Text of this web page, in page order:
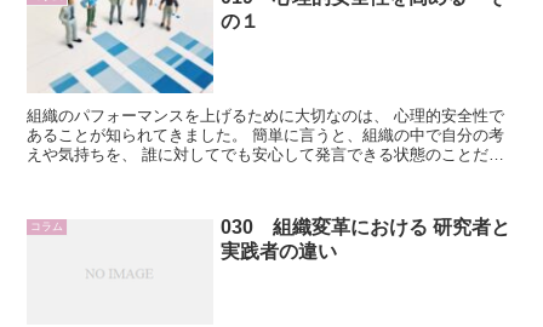
の１
組織のパフォーマンスを上げるために大切なのは、 心理的安全性で
あることが知られてきました。 簡単に言うと、組織の中で自分の考
えや気持ちを、 誰に対してでも安心して発言できる状態のことだと
コラム
030 組織変革における 研究者と
実践者の違い